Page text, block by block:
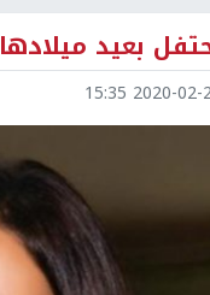
بعيد ميلادها
2020-02-24